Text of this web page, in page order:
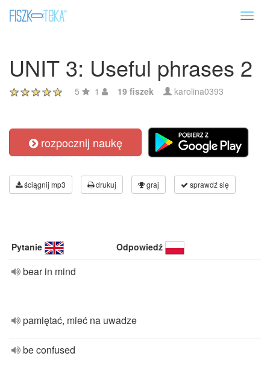
UNIT 3: Useful phrases 2
5 1 19 fiszek karolina0393
rozpocznij naukę
ściągnij mp3 drukuj graj sprawdź się
Pytanie Odpowiedź
bear in mind
pamiętać, mieć na uwadze
be confused